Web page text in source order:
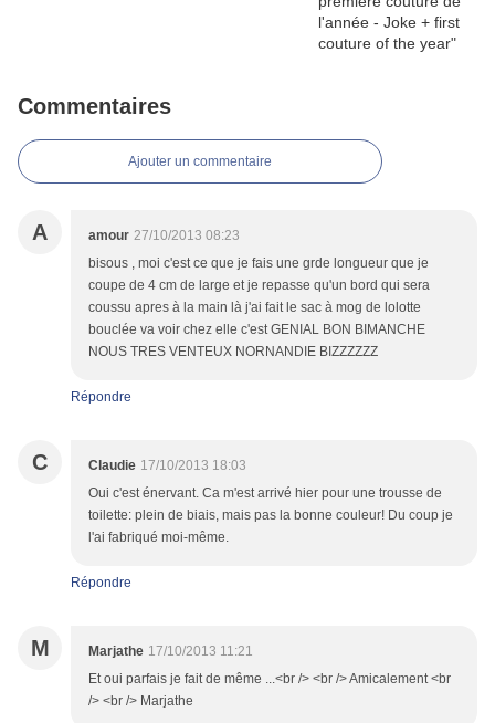
Commentaires
Ajouter un commentaire
A amour 27/10/2013 08:23
bisous , moi c'est ce que je fais une grde longueur que je
coupe de 4 cm de large et je repasse qu'un bord qui sera
coussu apres à la main là j'ai fait le sac à mog de lolotte
bouclée va voir chez elle c'est GENIAL BON BIMANCHE
NOUS TRES VENTEUX NORNANDIE BIZZZZZZ
Répondre
C Claudie 17/10/2013 18:03
Oui c'est énervant. Ca m'est arrivé hier pour une trousse de
toilette: plein de biais, mais pas la bonne couleur! Du coup je
l'ai fabriqué moi-même.
Répondre
M Marjathe 17/10/2013 11:21
Et oui parfais je fait de même ...<br /> <br /> Amicalement <br
/> <br /> Marjathe